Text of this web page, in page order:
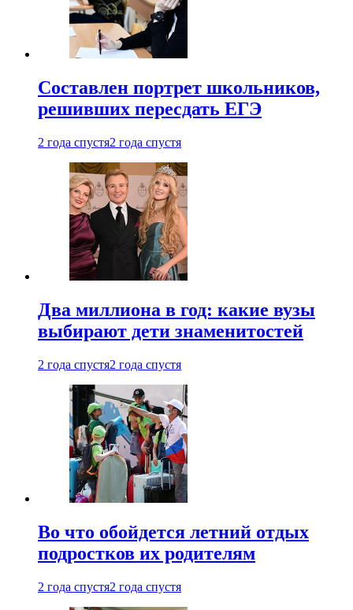
Составлен портрет школьников,
решивших пересдать ЕГЭ
2 года спустя2 года спустя
Два миллиона в год: какие вузы
выбирают дети знаменитостей
2 года спустя2 года спустя
Во что обойдется летний отдых
подростков их родителям
2 года спустя2 года спустя